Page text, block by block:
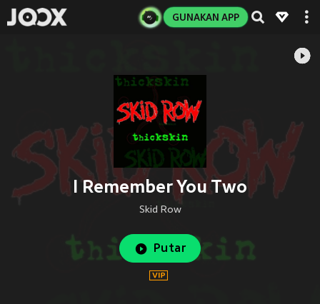
GUNAKAN APP
I Remember You Two
Skid Row
Putar